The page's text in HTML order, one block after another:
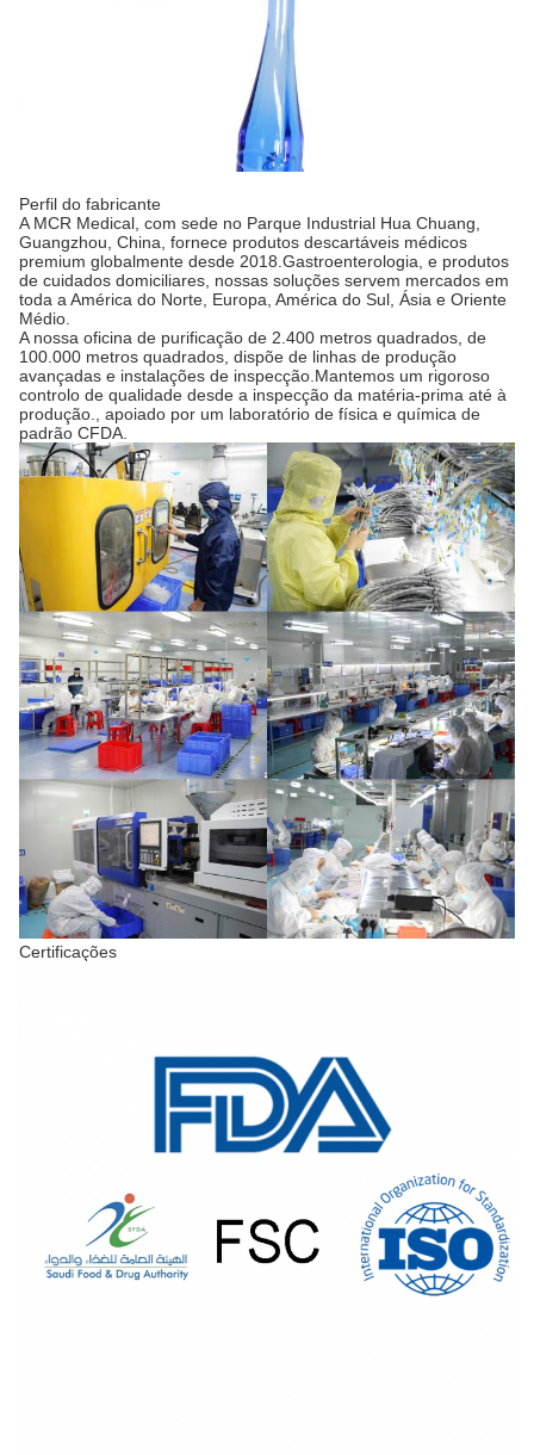
Perfil do fabricante
A MCR Medical, com sede no Parque Industrial Hua Chuang,
Guangzhou, China, fornece produtos descartáveis médicos
premium globalmente desde 2018.Gastroenterologia, e produtos
de cuidados domiciliares, nossas soluções servem mercados em
toda a América do Norte, Europa, América do Sul, Ásia e Oriente
Médio.
A nossa oficina de purificação de 2.400 metros quadrados, de
100.000 metros quadrados, dispõe de linhas de produção
avançadas e instalações de inspecção.Mantemos um rigoroso
controlo de qualidade desde a inspecção da matéria-prima até à
produção., apoiado por um laboratório de física e química de
padrão CFDA.
Certificações